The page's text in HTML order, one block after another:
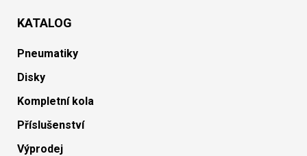
KATALOG
Pneumatiky
Disky
Kompletní kola
Příslušenství
Výprodej